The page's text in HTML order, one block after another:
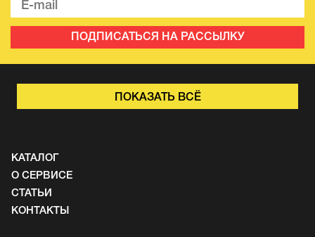
ПОДПИСАТЬСЯ НА РАССЫЛКУ
ПОКАЗАТЬ ВСЁ
КАТАЛОГ
О СЕРВИСЕ
СТАТЬИ
КОНТАКТЫ